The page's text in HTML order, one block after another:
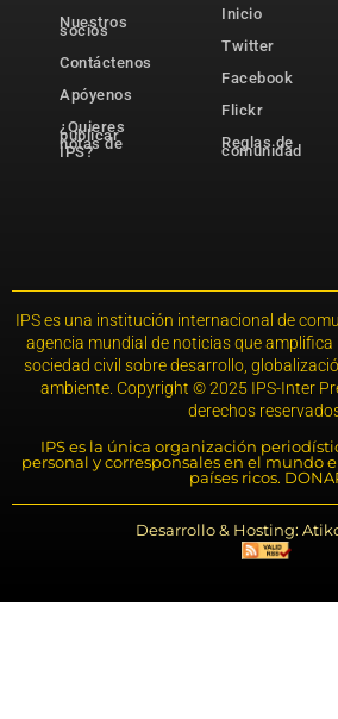
Nuestros
socios
Contáctenos
Apóyenos
¿Quieres
publicar
notas de
IPS?
Inicio
Twitter
Facebook
Flickr
Reglas de
comunidad
IPS es una institución internacional de
agencia mundial de noticias que amplifica
sociedad civil sobre desarrollo,
ambiente. Copyright © 2025 IPS-Inter
derechos
IPS es la única organización
personal y corresponsales en el mundo
países ricos.
Desarrollo & Hosting: